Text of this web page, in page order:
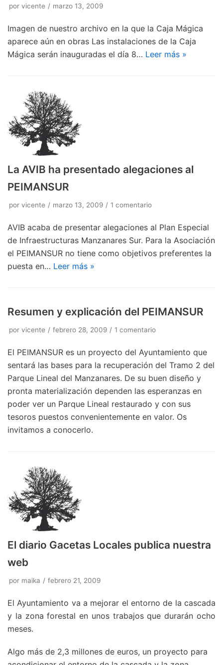
por vicente marzo 13, 2009
Imagen de nuestro archivo en la que la Caja Mágica
aparece aún en obras Las instalaciones de la Caja
Mágica serán inauguradas el día 8… Leer más »
La AVIB ha presentado alegaciones al
PEIMANSUR
por vicente marzo 13, 2009 1 comentario
AVIB acaba de presentar alegaciones al Plan Especial
de Infraestructuras Manzanares Sur. Para la Asociación
el PEIMANSUR no tiene como objetivos preferentes la
puesta en… Leer más »
Resumen y explicación del PEIMANSUR
por vicente febrero 28, 2009 1 comentario
El PEIMANSUR es un proyecto del Ayuntamiento que
sentará las bases para la recuperación del Tramo 2 del
Parque Lineal del Manzanares. De su buen diseño y
pronta materialización dependen las esperanzas en
poder ver un Parque Lineal restaurado y con sus
tesoros puestos convenientemente en valor. Os
invitamos a conocerlo.
El diario Gacetas Locales publica nuestra
web
por maika febrero 21, 2009
El Ayuntamiento va a mejorar el entorno de la cascada
y la zona forestal en unos trabajos que durarán ocho
meses.
Algo más de 2,3 millones de euros, un proyecto para